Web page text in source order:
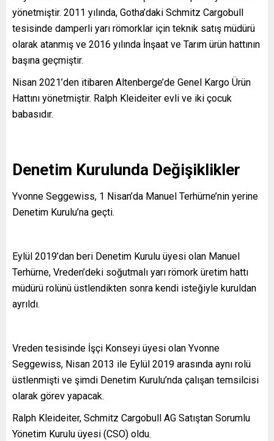
yönetmiştir. 2011 yılında, Gotha’daki Schmitz Cargobull
tesisinde damperli yarı römorklar için teknik satış müdürü
olarak atanmış ve 2016 yılında İnşaat ve Tarım ürün hattının
başına geçmiştir.
Nisan 2021’den itibaren Altenberge’de Genel Kargo Ürün
Hattını yönetmiştir. Ralph Kleideiter evli ve iki çocuk
babasıdır.
Denetim Kurulunda Değişiklikler
Yvonne Seggewiss, 1 Nisan’da Manuel Terhürne’nin yerine
Denetim Kurulu’na geçti.
Eylül 2019’dan beri Denetim Kurulu üyesi olan Manuel
Terhürne, Vreden’deki soğutmalı yarı römork üretim hattı
müdürü rolünü üstlendikten sonra kendi isteğiyle kuruldan
ayrıldı.
Vreden tesisinde İşçi Konseyi üyesi olan Yvonne
Seggewiss, Nisan 2013 ile Eylül 2019 arasında aynı rolü
üstlenmişti ve şimdi Denetim Kurulu’nda çalışan temsilcisi
olarak görev yapacak.
Ralph Kleideiter, Schmitz Cargobull AG Satıştan Sorumlu
Yönetim Kurulu üyesi (CSO) oldu.